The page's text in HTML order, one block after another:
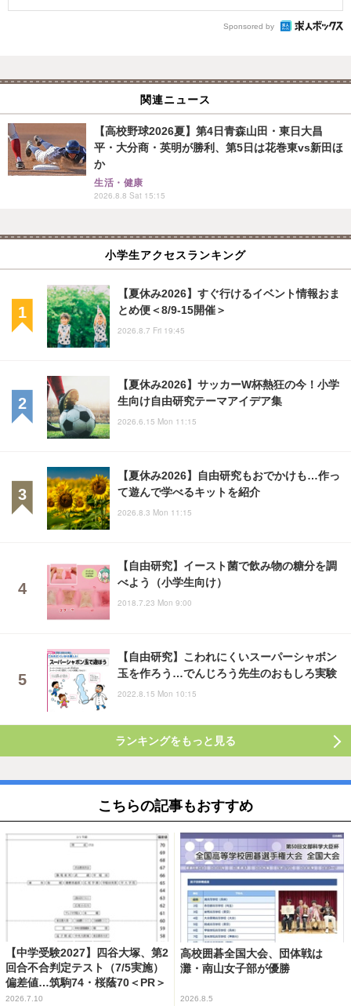
Sponsored by
関連ニュース
【高校野球2026夏】第4日青森山田・東日大昌
平・大分商・英明が勝利、第5日は花巻東vs新田ほ
か
生活・健康
2026.8.8 Sat 15:15
小学生アクセスランキング
【夏休み2026】すぐ行けるイベント情報おま
とめ便＜8/9-15開催＞
2026.8.7 Fri 19:45
【夏休み2026】サッカーW杯熱狂の今！小学
生向け自由研究テーマアイデア集
2026.6.15 Mon 11:15
【夏休み2026】自由研究もおでかけも…作っ
て遊んで学べるキットを紹介
2026.8.3 Mon 11:15
【自由研究】イースト菌で飲み物の糖分を調
べよう（小学生向け）
2018.7.23 Mon 9:00
【自由研究】こわれにくいスーパーシャボン
玉を作ろう…でんじろう先生のおもしろ実験
2022.8.15 Mon 10:15
ランキングをもっと見る
こちらの記事もおすすめ
【中学受験2027】四谷大塚、第2
回合不合判定テスト（7/5実施）
偏差値…筑駒74・桜蔭70＜PR＞
2026.7.10
高校囲碁全国大会、団体戦は
灘・南山女子部が優勝
2026.8.5